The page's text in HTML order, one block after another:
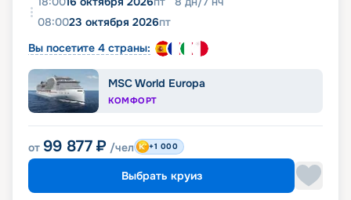
08:0023 октября 2026пт
Вы посетите 4 страны:
MSC World Europa
КОМФОРТ
от 99 877 ₽ /чел +1 000
Выбрать круиз